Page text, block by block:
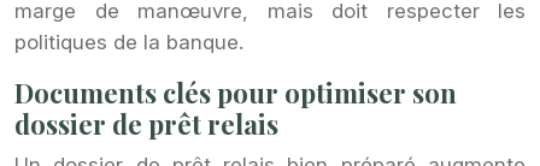
marge de manœuvre, mais doit respecter les
politiques de la banque.
Documents clés pour optimiser son
dossier de prêt relais